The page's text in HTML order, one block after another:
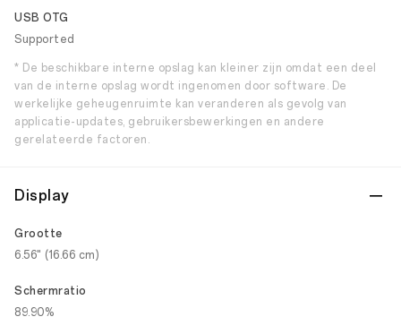
USB OTG
Supported
* De beschikbare interne opslag kan kleiner zijn omdat een deel
van de interne opslag wordt ingenomen door software. De
werkelijke geheugenruimte kan veranderen als gevolg van
applicatie-updates, gebruikersbewerkingen en andere
gerelateerde factoren.
Display
Grootte
6.56" (16.66 cm)
Schermratio
89.90%